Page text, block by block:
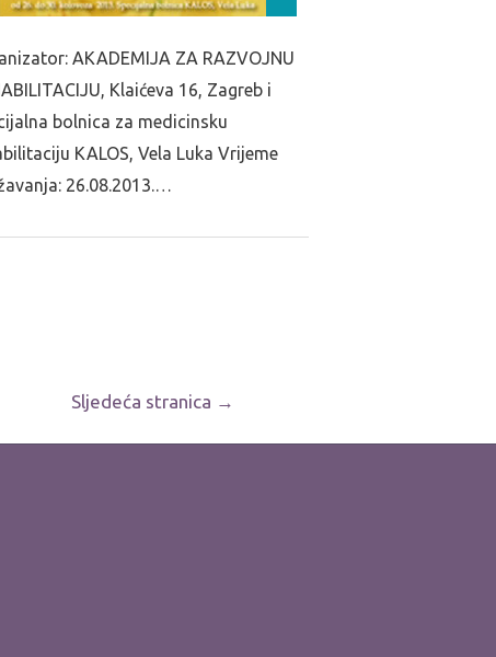
AKADEMIJA ZA RAZVOJNU
Klaićeva 16, Zagreb i
bolnica za medicinsku
KALOS, Vela Luka Vrijeme
26.08.2013.…
Sljedeća stranica →